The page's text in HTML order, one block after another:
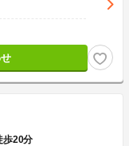
歩20分